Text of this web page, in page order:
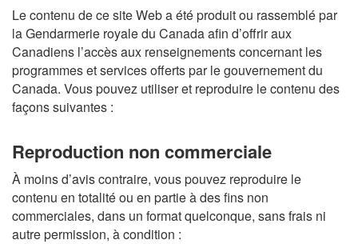
Le contenu de ce site Web a été produit ou rassemblé par
la Gendarmerie royale du Canada afin d’offrir aux
Canadiens l’accès aux renseignements concernant les
programmes et services offerts par le gouvernement du
Canada. Vous pouvez utiliser et reproduire le contenu des
façons suivantes :
Reproduction non commerciale
À moins d’avis contraire, vous pouvez reproduire le
contenu en totalité ou en partie à des fins non
commerciales, dans un format quelconque, sans frais ni
autre permission, à condition :